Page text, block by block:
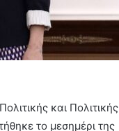
και Πολιτικής
το μεσημέρι της